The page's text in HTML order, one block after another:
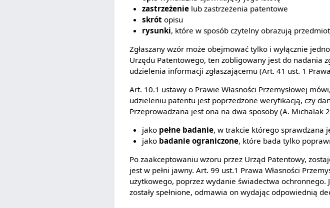
zastrzeżenielub zastrzeżenia patentowe
skrótopisu
rysunki, które w sposób czytelny obrazują
Zgłaszany wzór może obejmować tylko i wyłącznie
Urzędu Patentowego, ten zobligowany jest do nadania
udzielenia informacji zgłaszającemu (Art. 41 ust. 1
Art. 10.1 ustawy o Prawie Własności Przemysłowej
udzieleniu patentu jest poprzedzone weryfikacją, czy
Przeprowadzana jest ona na dwa sposoby (A. Michalak
jako pełne badanie, w trakcie którego sprawdzana
jako badanie ograniczone, które bada tylko
Po zaakceptowaniu wzoru przez Urząd Patentowy,
jest w pełni jawny. Art. 99 ust.1 Prawa Własności
użytkowego, poprzez wydanie świadectwa
zostały spełnione, odmawia on wydając odpowiednią